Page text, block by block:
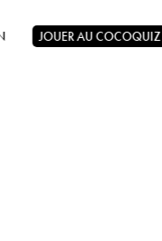
JOUER AU COCOQUIZ